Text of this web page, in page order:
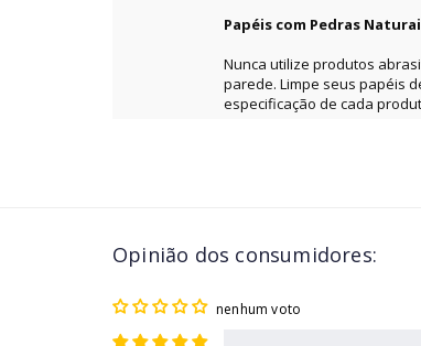
Papéis com Pedras
Nunca utilize produtos
parede. Limpe seus papéis
especificação de cada
Opinião dos consumidores:
nenhum voto